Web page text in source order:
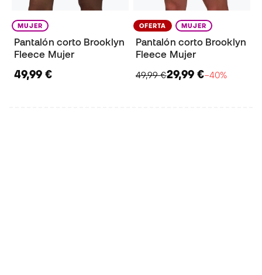
MUJER
Pantalón corto Brooklyn
Fleece Mujer
49,99 €
OFERTA MUJER
Pantalón corto Brooklyn
Fleece Mujer
49,99 €29,99 €−40%